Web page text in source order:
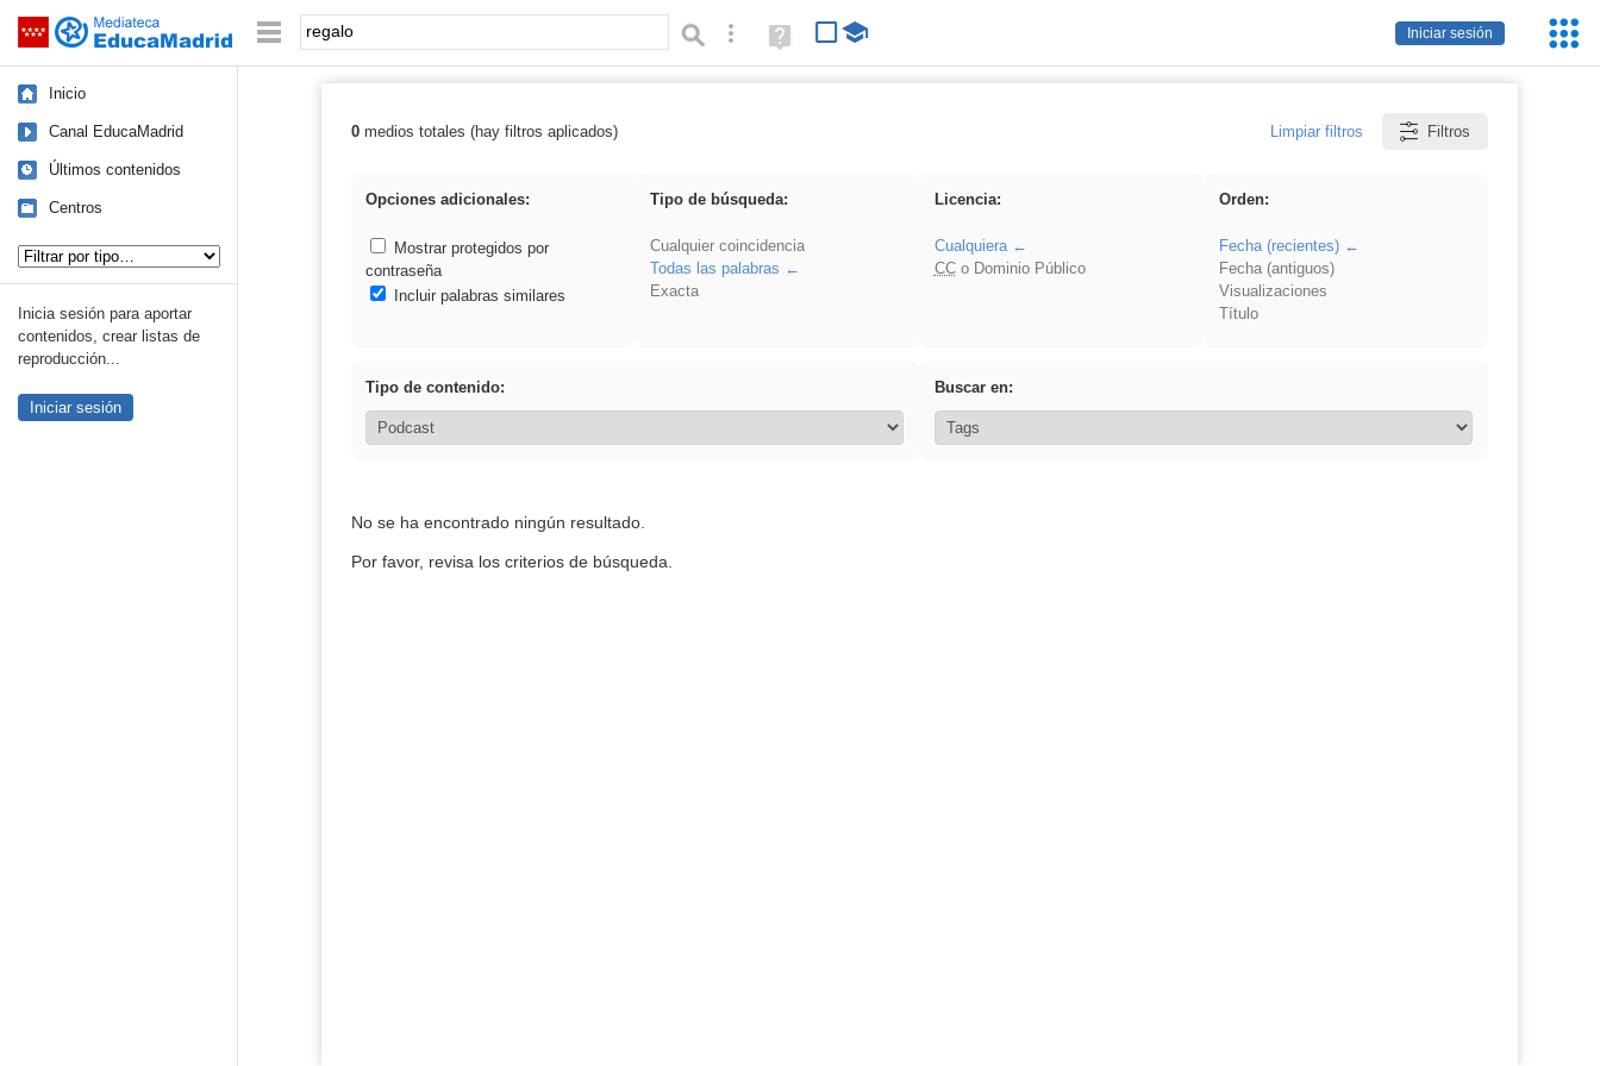
Saltar navegación
Iniciar sesión
Palabra o frase: Búsqueda avanzada
Ayuda
(en
Inicio
Canal EducaMadrid
Últimos contenidos
Centros
Inicia sesión para aportar
contenidos, crear listas de
reproducción...
Iniciar sesión
Resultados de: regalo
0medios totales (hay filtros aplicados) Limpiar filtros Filtros
Opciones adicionales:
Mostrar protegidos por
contraseña
Incluir palabras similares
Tipo de búsqueda:
Cualquier coincidencia
Todas las palabras
Exacta
Licencia:
Cualquiera
CCo Dominio Público
Orden:
Fecha (recientes)
Fecha (antiguos)
Visualizaciones
Título
Tipo de contenido: Buscar en:
No se ha encontrado ningún resultado.
Por favor, revisa los criterios de búsqueda.